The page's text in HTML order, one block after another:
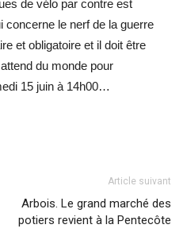
de vélo par contre est
concerne le nerf de la guerre
et obligatoire et il doit être
du monde pour
15 juin à 14h00…
Article suivant
Arbois. Le grand marché des
potiers revient à la Pentecôte